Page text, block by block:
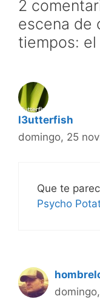
2
escena de
tiempos:
l3utterfish
domingo, 25
Que te
Psycho